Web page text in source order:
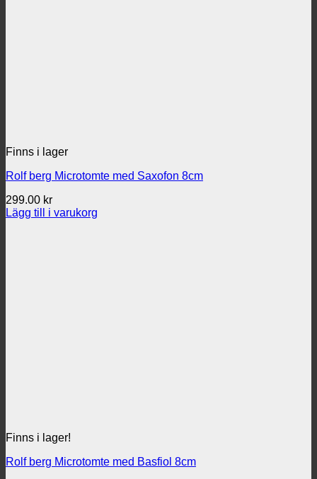
Finns i lager
Rolf berg Microtomte med Saxofon 8cm
299.00 kr
Lägg till i varukorg
Finns i lager!
Rolf berg Microtomte med Basfiol 8cm